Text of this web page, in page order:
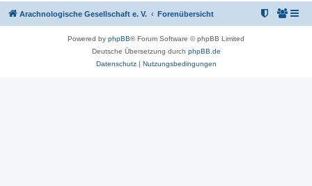
Arachnologische Gesellschaft e. V. Forenübersicht
Powered by phpBB® Forum Software © phpBB Limited
Deutsche Übersetzung durch phpBB.de
Datenschutz| Nutzungsbedingungen